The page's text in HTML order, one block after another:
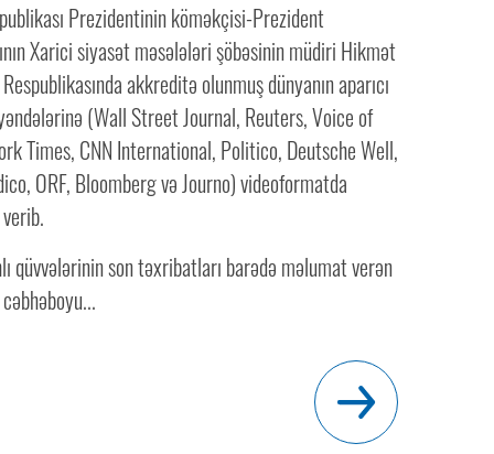
Prezidentinin köməkçisi-Prezident
Xarici siyasət məsələləri şöbəsinin müdiri Hikmət
akkreditə olunmuş dünyanın aparıcı
(Wall Street Journal, Reuters, Voice of
Times, CNN International, Politico, Deutsche Well,
ORF, Bloomberg və Journo) videoformatda
qüvvələrinin son təxribatları barədə məlumat verən